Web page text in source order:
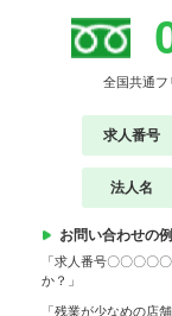
全国共通フ
求人番号
法人名
お問い合わせの例
「求人番号〇〇〇〇
か？」
「残業が少なめの店